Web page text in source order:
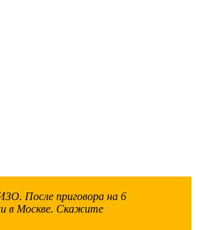
После приговора на 6
в Москве. Скажите